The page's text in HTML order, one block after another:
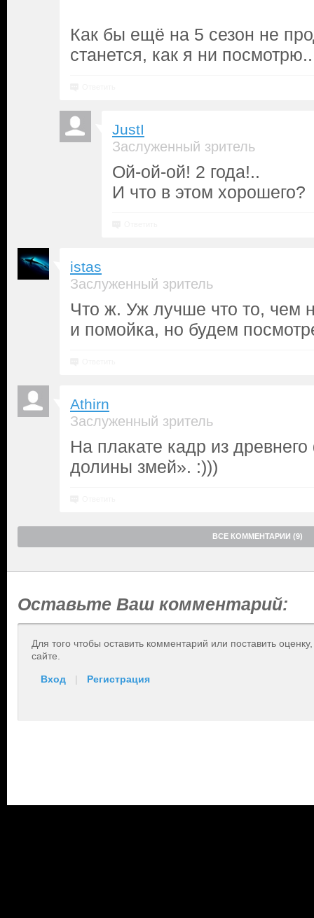
Как бы ещё на 5 сезон не
станется, как я ни
JustI
Заслуженный зритель
Ой-ой-ой! 2 года!..
И что в этом хорошего?
istas
Заслуженный зритель
Что ж. Уж лучше что то, чем
и помойка, но будем
Athirn
Заслуженный зритель
На плакате кадр из
долины змей». :)))
ВСЕ КОММЕНТАРИИ (9)
Оставьте Ваш комментарий:
Для того чтобы оставить комментарий или поставить
сайте.
Вход | Регистрация